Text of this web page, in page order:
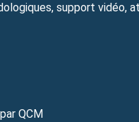
support vidéo,
QCM